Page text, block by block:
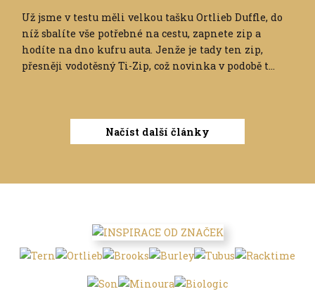
Už jsme v testu měli velkou tašku Ortlieb Duffle, do
níž sbalíte vše potřebné na cestu, zapnete zip a
hodíte na dno kufru auta. Jenže je tady ten zip,
přesněji vodotěsný Ti-Zip, což novinka v podobě t...
Načíst další články